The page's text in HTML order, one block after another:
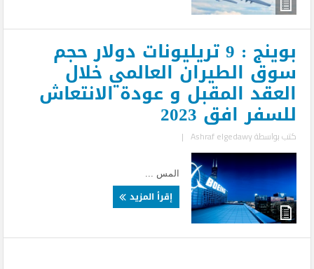
بوينج : 9 تريليونات دولار حجم
سوق الطيران العالمي خلال
العقد المقبل و عودة الانتعاش
للسفر افق 2023
كتب بواسطةAshraf elgedawy
|
المس ...
إقرأ المزيد